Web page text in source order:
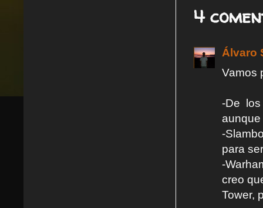
4
Álvaro
Vamos
-De
aunque
-
para
-
creo
Tower,